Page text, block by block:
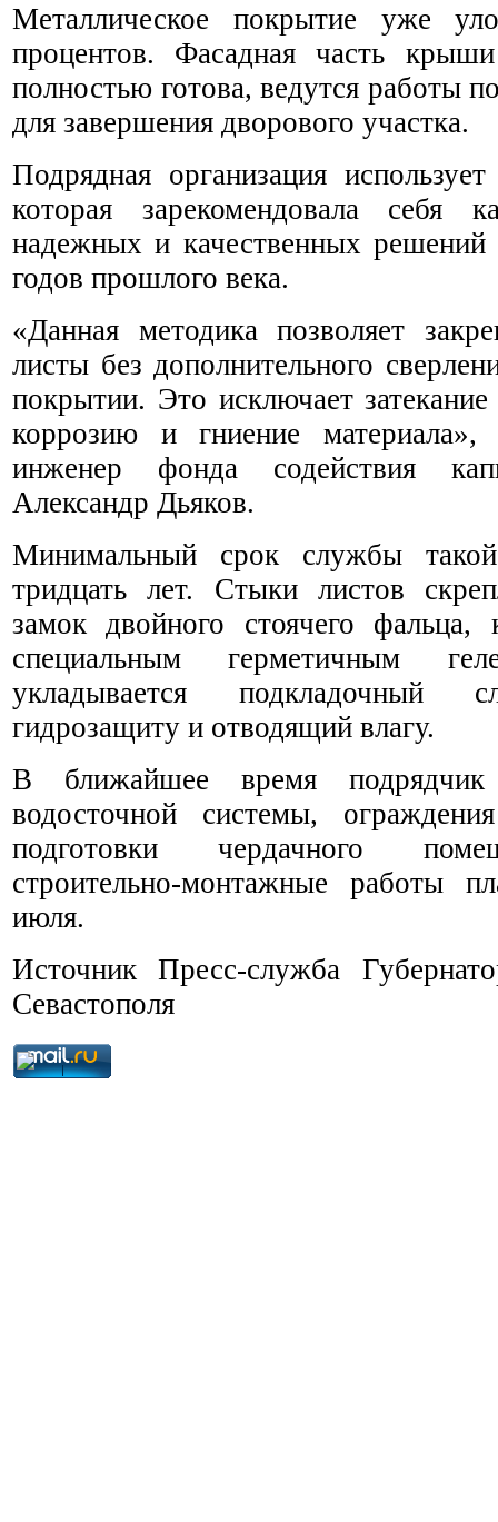
Металлическое покрытие уже
процентов. Фасадная часть
полностью готова, ведутся работы
для завершения дворового участка.
Подрядная организация
которая зарекомендовала
надежных и качественных
годов прошлого века.
«Данная методика позволяет
листы без дополнительного
покрытии. Это исключает
коррозию и гниение
инженер фонда содействия
Александр Дьяков.
Минимальный срок службы такой
тридцать лет. Стыки листов
замок двойного стоячего фальца,
специальным герметичным
укладывается подкладочный
гидрозащиту и отводящий влагу.
В ближайшее время подрядчик
водосточной системы,
подготовки чердачного
строительно-монтажные работы
июля.
Источник Пресс-служба
Севастополя